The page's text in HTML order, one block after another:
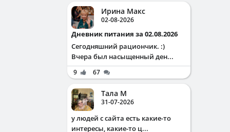
Ирина Макс
02-08-2026
Дневник питания за 02.08.2026
Сегодняшний рациончик. :)
Вчера был насыщенный ден...
9 67
Тала М
31-07-2026
у людей с сайта есть какие-то
интересы, какие-то ц...